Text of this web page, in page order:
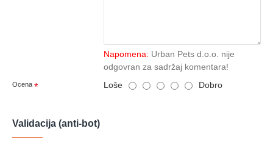
Napomena: Urban Pets d.o.o. nije
odgovran za sadržaj komentara!
Ocena Loše Dobro
Validacija (anti-bot)